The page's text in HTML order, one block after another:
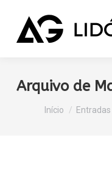
Arquivo de
Você está aqui:
Início